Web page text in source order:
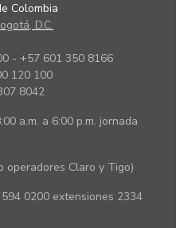
Colombia
D.C.
- +57 601 350 8166
120 100
8042
a.m. a 6:00 p.m. jornada
operadores Claro y Tigo)
0200 extensiones 2334